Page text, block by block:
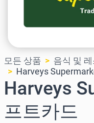
모든 상품
음식 및
Harveys
Harveys
프트카드